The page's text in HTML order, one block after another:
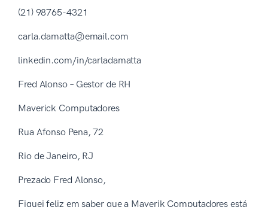
(21) 98765-4321
carla.damatta@email.com
linkedin.com/in/carladamatta
Fred Alonso – Gestor de RH
Maverick Computadores
Rua Afonso Pena, 72
Rio de Janeiro, RJ
Prezado Fred Alonso,
Fiquei feliz em saber que a Maverik Computadores está